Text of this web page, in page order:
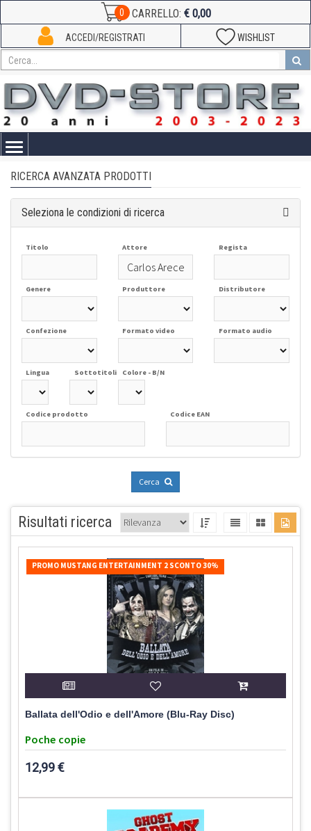
0 CARRELLO: € 0,00
WISHLIST
ACCEDI/REGISTRATI
Toggle
RICERCA AVANZATA PRODOTTI
Seleziona le condizioni di ricerca
Titolo Attore Regista
Genere Produttore Distributore
Confezione Formato video Formato audio
Lingua Sottotitoli Colore - B/N
Codice prodotto Codice EAN
Cerca
Risultati ricerca
PROMO MUSTANG ENTERTAINMENT 2 SCONTO 30%
Ballata dell'Odio e dell'Amore (Blu-Ray Disc)
Poche copie
12,99 €